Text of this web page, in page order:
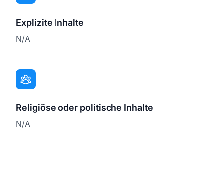
Explizite Inhalte
N/A
Religiöse oder politische Inhalte
N/A